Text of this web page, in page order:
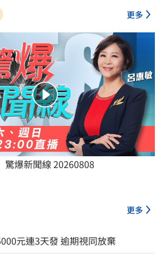
更多
驚爆新聞線 20260808
更多
元連3天發 逾期視同放棄